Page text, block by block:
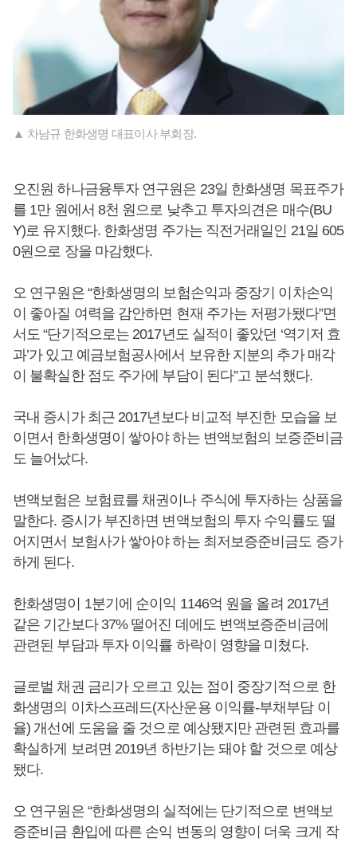
▲ 차남규 한화생명 대표이사 부회장.
오진원 하나금융투자 연구원은 23일 한화생명 목표주가
를 1만 원에서 8천 원으로 낮추고 투자의견은 매수(BU
Y)로 유지했다. 한화생명 주가는 직전거래일인 21일 605
0원으로 장을 마감했다.
오 연구원은 “한화생명의 보험손익과 중장기 이차손익
이 좋아질 여력을 감안하면 현재 주가는 저평가됐다”면
서도 “단기적으로는 2017년도 실적이 좋았던 ‘역기저 효
과’가 있고 예금보험공사에서 보유한 지분의 추가 매각
이 불확실한 점도 주가에 부담이 된다”고 분석했다.
국내 증시가 최근 2017년보다 비교적 부진한 모습을 보
이면서 한화생명이 쌓아야 하는 변액보험의 보증준비금
도 늘어났다.
변액보험은 보험료를 채권이나 주식에 투자하는 상품을
말한다. 증시가 부진하면 변액보험의 투자 수익률도 떨
어지면서 보험사가 쌓아야 하는 최저보증준비금도 증가
하게 된다.
한화생명이 1분기에 순이익 1146억 원을 올려 2017년
같은 기간보다 37% 떨어진 데에도 변액보증준비금에
관련된 부담과 투자 이익률 하락이 영향을 미쳤다.
글로벌 채권 금리가 오르고 있는 점이 중장기적으로 한
화생명의 이차스프레드(자산운용 이익률-부채부담 이
율) 개선에 도움을 줄 것으로 예상됐지만 관련된 효과를
확실하게 보려면 2019년 하반기는 돼야 할 것으로 예상
됐다.
오 연구원은 “한화생명의 실적에는 단기적으로 변액보
증준비금 환입에 따른 손익 변동의 영향이 더욱 크게 작